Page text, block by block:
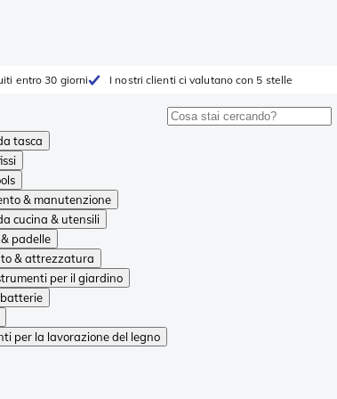
entro 30 giorni I nostri clienti ci valutano con 5 stelle
tasca
& manutenzione
cucina & utensili
padelle
& attrezzatura
per il giardino
batterie
per la lavorazione del legno